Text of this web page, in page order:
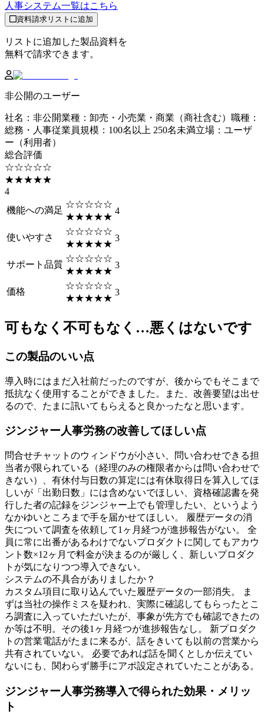
人事システム一覧はこちら
資料請求リストに追加
リストに追加した製品資料を
無料で請求できます。
非公開のユーザー
社名 ： 非公開業種 ： 卸売・小売業・商業（商社含む） 職種 ：
総務・人事従業員規模 ： 100名以上 250名未満立場 ： ユーザ
ー（利用者）
総合評価
☆☆☆☆☆
★★★★★
4
機能への満足
☆☆☆☆☆
★★★★★
4
使いやすさ
☆☆☆☆☆
★★★★★
3
サポート品質
☆☆☆☆☆
★★★★★
3
価格
☆☆☆☆☆
★★★★★
3
可もなく不可もなく…悪くはないです
この製品のいい点
導入時にはまだ入社前だったのですが、後からでもそこまで
抵抗なく使用することができました。また、改善要望は出せ
るので、たまに訊いてもらえると良かったなと思います。
ジンジャー人事労務の改善してほしい点
問合せチャットのウィンドウが小さい、問い合わせできる担
当者が限られている（経理のみの権限者からは問い合わせで
きない）、有休付与日数の算定には有休取得日を算入してほ
しいが「出勤日数」には含めないでほしい、資格確認書を発
行した者の記録をジンジャー上でも管理したい、というよう
なかゆいところまで手を届かせてほしい。 履歴データの消
失について調査を依頼して1ヶ月経つが進捗報告がない。 全
員に常に出番があるわけでないプロダクトに関してもアカウ
ント数×12ヶ月で料金が決まるのが厳しく、新しいプロダク
トが気になりつつ導入できない。
システムの不具合がありましたか？
カスタム項目に取り込んでいた履歴データの一部消失。 ま
ずは当社の操作ミスを疑われ、実際に確認してもらったとこ
ろ調査に入っていただいたが、事象が先方でも確認できたの
か等は不明。その後1ヶ月経つが進捗報告なし。 新プロダク
トの営業電話がたまに来るが、話をきいても以前の営業から
共有されていない。 必要であれば話を聞くとしか伝えてい
ないにも、関わらず勝手にアポ設定されていたことがある。
ジンジャー人事労務導入で得られた効果・メリッ
ト